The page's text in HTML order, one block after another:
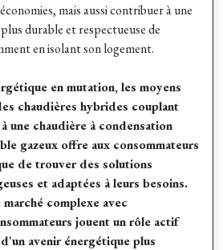
mais aussi contribuer à une
durable et respectueuse de
en isolant son logement.
en mutation, les moyens
chaudières hybrides couplant
une chaudière à condensation
gazeux offre aux consommateurs
de trouver des solutions
et adaptées à leurs besoins.
complexe avec
jouent un rôle actif
avenir énergétique plus